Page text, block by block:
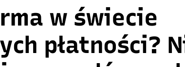
w świecie
płatności?